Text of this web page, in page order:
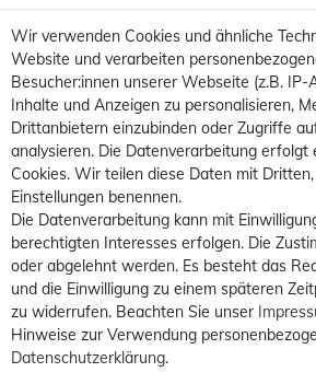
Wir verwenden Cookies und ähnliche
Website und verarbeiten
Besucher:innen unserer Webseite (z.B. IP-
Inhalte und Anzeigen zu personalisieren,
Drittanbietern einzubinden oder Zugriffe
analysieren. Die Datenverarbeitung erfolgt
Cookies. Wir teilen diese Daten mit
Einstellungen benennen.
Die Datenverarbeitung kann mit
berechtigten Interesses erfolgen. Die
oder abgelehnt werden. Es besteht das
und die Einwilligung zu einem späteren
zu widerrufen. Beachten Sie unser
Hinweise zur Verwendung
Daten­schutz­erklärung.